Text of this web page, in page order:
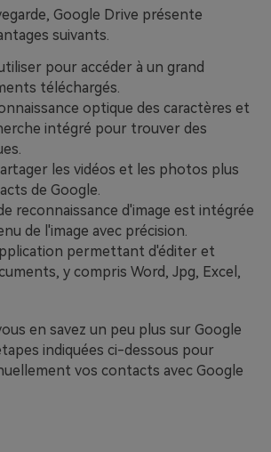
Google Drive présente
suivants.
pour accéder à un grand
téléchargés.
optique des caractères et
intégré pour trouver des
les vidéos et les photos plus
de Google.
reconnaissance d'image est intégrée
de l'image avec précision.
permettant d'éditer et
y compris Word, Jpg, Excel,
en savez un peu plus sur Google
indiquées ci-dessous pour
vos contacts avec Google